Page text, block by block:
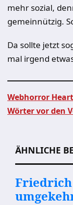
mehr sozial,
gemeinnützig.
Da sollte jetzt
mal irgend
Webhorror
Wörter vor den
ÄHNLICHE
Friedrich